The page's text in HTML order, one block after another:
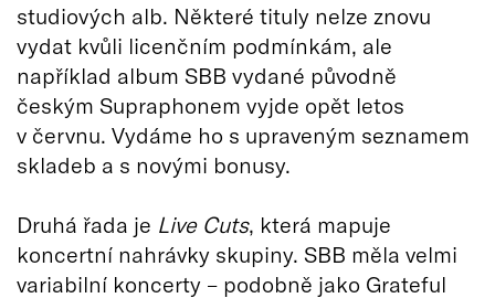
studiových alb. Některé tituly nelze znovu
vydat kvůli licenčním podmínkám, ale
například album SBB vydané původně
českým Supraphonem vyjde opět letos
v červnu. Vydáme ho s upraveným seznamem
skladeb a s novými bonusy.
Druhá řada je Live Cuts, která mapuje
koncertní nahrávky skupiny. SBB měla velmi
variabilní koncerty – podobně jako Grateful